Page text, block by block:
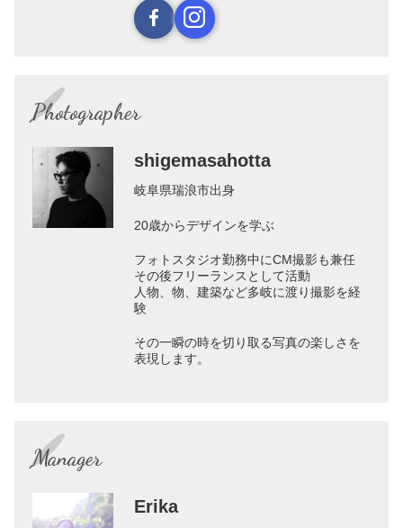
Photographer
shigemasahotta
岐阜県瑞浪市出身
20歳からデザインを学ぶ
フォトスタジオ勤務中にCM撮影も兼任
その後フリーランスとして活動
人物、物、建築など多岐に渡り撮影を経
験
その一瞬の時を切り取る写真の楽しさを
表現します。
Manager
Erika